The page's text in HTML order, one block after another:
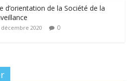
d’orientation de la Société de la
décembre 2020 0